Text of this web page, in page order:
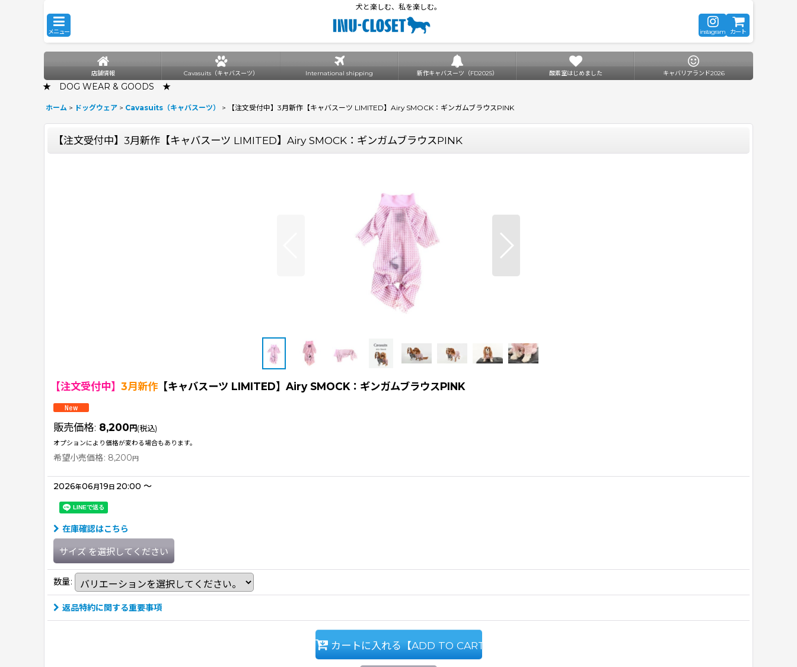
犬と楽しむ、私を楽しむ。
メニュー instagram カート
店舗情報 Cavasuits（キャバスーツ） International shipping 新作キャバスーツ（FD2025） 酸素室はじめました キャバリアランド2026
★ DOG WEAR & GOODS ★
ホーム > ドッグウェア > Cavasuits（キャバスーツ） > 【注文受付中】3月新作【キャバスーツ LIMITED】Airy SMOCK：ギンガムブラウスPINK
【注文受付中】3月新作【キャバスーツ LIMITED】Airy SMOCK：ギンガムブラウスPINK
【注文受付中】 3月新作 【キャバスーツ LIMITED】Airy SMOCK：ギンガムブラウスPINK
販売価格: 8,200円(税込)
オプションにより価格が変わる場合もあります。
希望小売価格: 8,200 円
2026年06月 19 日 20:00 ～
在庫確認はこちら
サイズ を選択してください
数量:
返品特約に関する重要事項
カートに入れる【ADD TO CART】